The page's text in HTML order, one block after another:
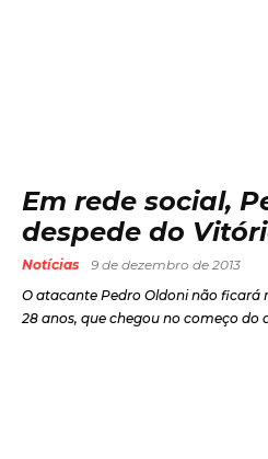
Em rede social,
despede do
Notícias
9 de dezembro de 2013
O atacante Pedro Oldoni não ficará
28 anos, que chegou no começo do